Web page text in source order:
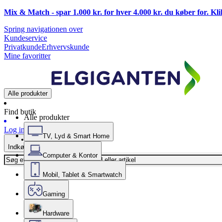
Mix & Match - spar 1.000 kr. for hver 4.000 kr. du køber for.
Spring navigationen over
Kundeservice
PrivatkundeErhvervskunde
Mine favoritter
Alle produkter
Find butik
Log ind
Indkøbskurv
Alle produkter
TV, Lyd & Smart Home
Computer & Kontor
Mobil, Tablet & Smartwatch
Gaming
Hardware